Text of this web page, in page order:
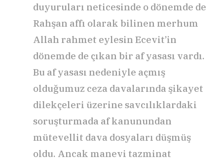
duyuruları neticesinde o dönemde de
Rahşan affı olarak bilinen merhum
Allah rahmet eylesin Ecevit’in
dönemde de çıkan bir af yasası vardı.
Bu af yasası nedeniyle açmış
olduğumuz ceza davalarında şikayet
dilekçeleri üzerine savcılıklardaki
soruşturmada af kanunundan
mütevellit dava dosyaları düşmüş
oldu. Ancak manevi tazminat